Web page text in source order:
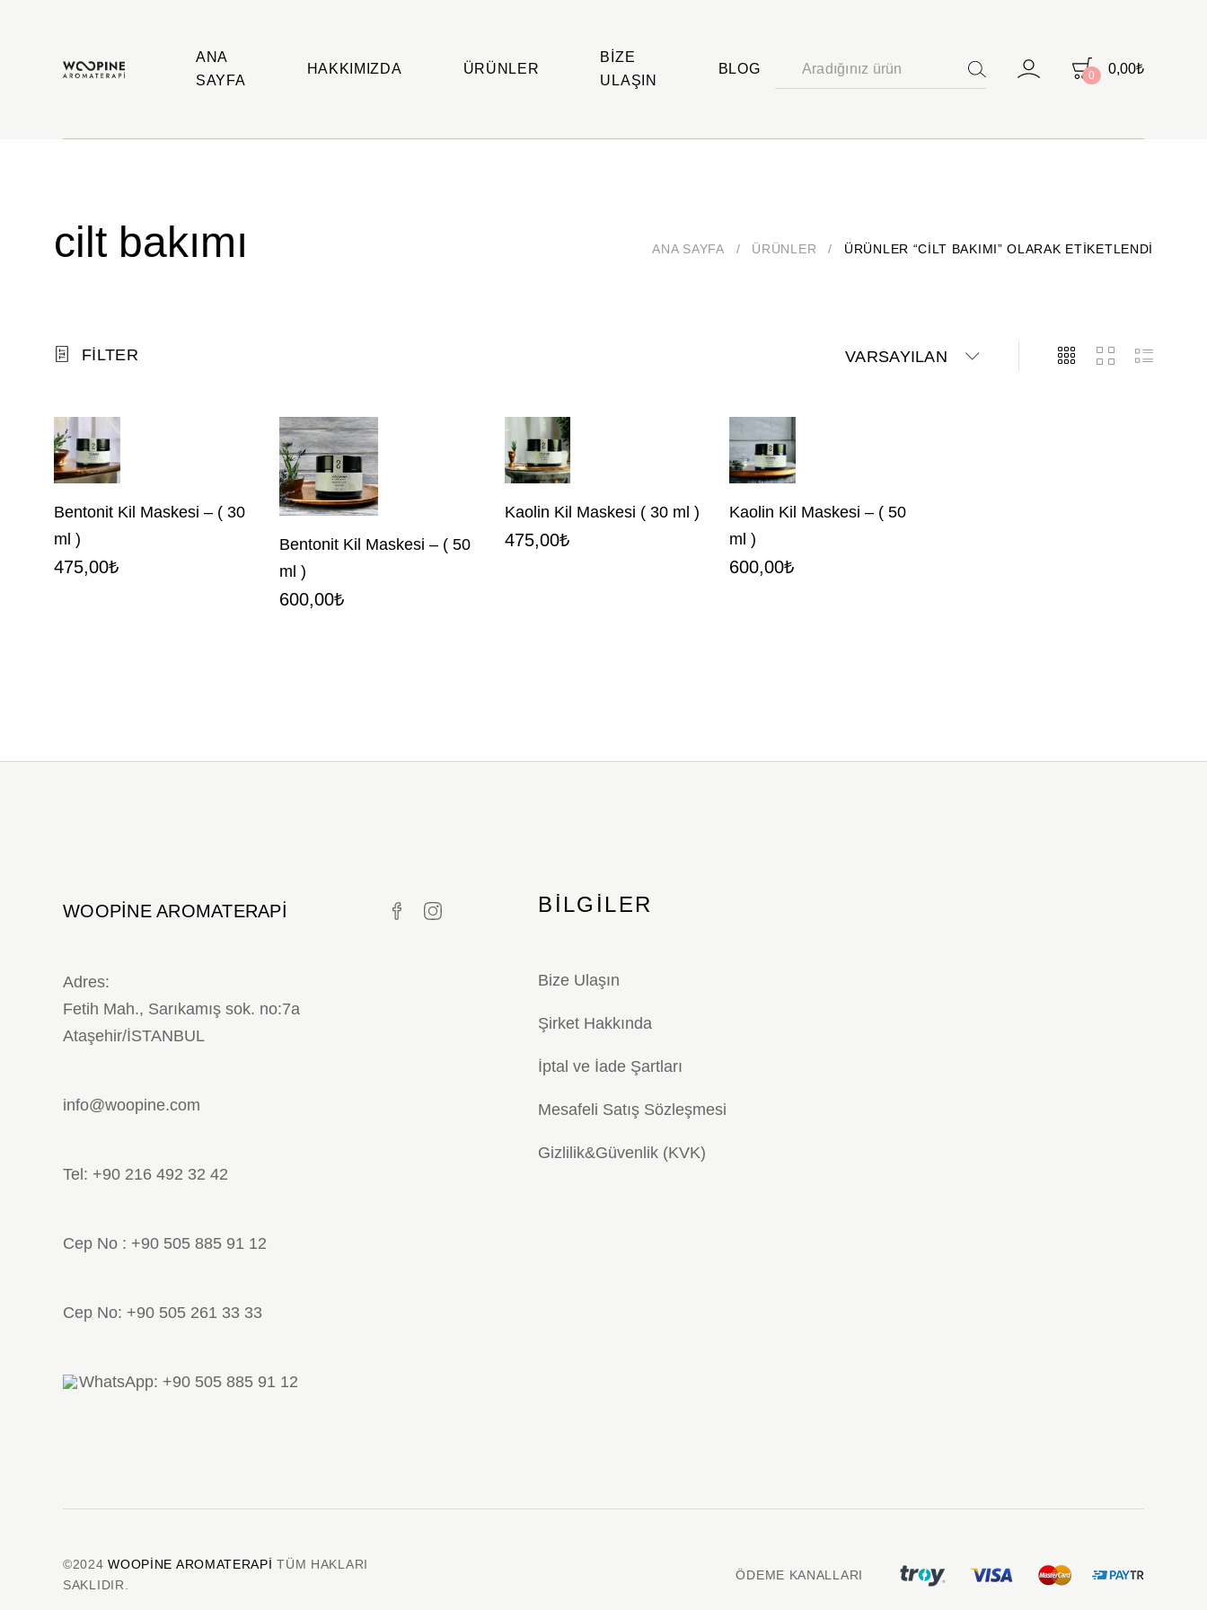
ANA
SAYFA
HAKKIMIZDA ÜRÜNLER
BIZE
ULAŞIN
BLOG 0 0,00₺
ANA SAYFA / ÜRÜNLER / ÜRÜNLER “CILT BAKIMI” OLARAK ETIKETLENDI
cilt bakımı
FILTER VARSAYILAN
Bentonit Kil Maskesi – ( 30
ml )
475,00₺
Bentonit Kil Maskesi – ( 50
ml )
600,00₺
Kaolin Kil Maskesi ( 30 ml )
475,00₺
Kaolin Kil Maskesi – ( 50
ml )
600,00₺
WOOPINE AROMATERAPI
Adres:
Fetih Mah., Sarıkamış sok. no:7a
Ataşehir/İSTANBUL
info@woopine.com
Tel: +90 216 492 32 42
Cep No : +90 505 885 91 12
Cep No: +90 505 261 33 33
WhatsApp: +90 505 885 91 12
BILGILER
Bize Ulaşın
Şirket Hakkında
İptal ve İade Şartları
Mesafeli Satış Sözleşmesi
Gizlilik&Güvenlik (KVK)
©2024WOOPINE AROMATERAPITÜM HAKLARI
SAKLIDIR.
ÖDEME KANALLARI